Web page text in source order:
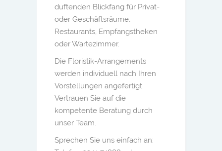
duftenden Blickfang für Privat-
oder Geschäftsräume,
Restaurants, Empfangstheken
oder Wartezimmer.
Die Floristik-Arrangements
werden individuell nach Ihren
Vorstellungen angefertigt.
Vertrauen Sie auf die
kompetente Beratung durch
unser Team.
Sprechen Sie uns einfach an: